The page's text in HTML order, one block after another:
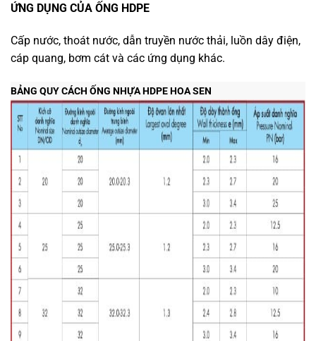
ỨNG DỤNG CỦA ỐNG HDPE
Cấp nước, thoát nước, dẫn truyền nước thải, luồn dây điện,
cáp quang, bơm cát và các ứng dụng khác.
BẢNG QUY CÁCH ỐNG NHỰA HDPE HOA SEN